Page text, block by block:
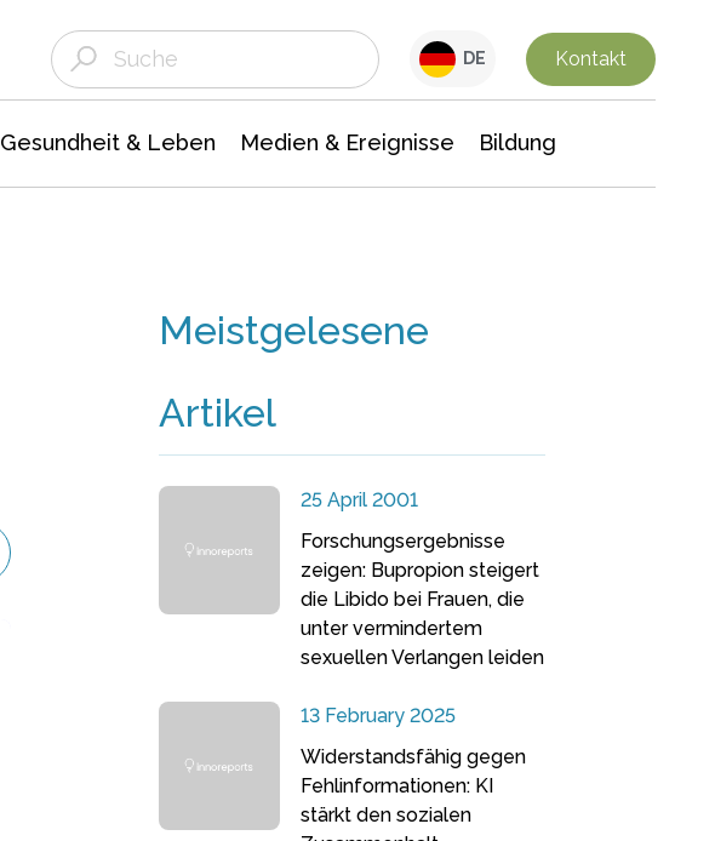
DE Kontakt
Gesundheit & Leben Medien & Ereignisse Bildung
Meistgelesene
Artikel
25 April 2001
Forschungsergebnisse
zeigen: Bupropion steigert
die Libido bei Frauen, die
unter vermindertem
sexuellen Verlangen leiden
13 February 2025
Widerstandsfähig gegen
Fehlinformationen: KI
stärkt den sozialen